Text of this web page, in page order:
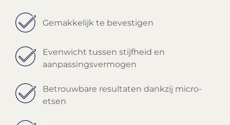
Gemakkelijk te bevestigen
Evenwicht tussen stijfheid en
aanpassingsvermogen
Betrouwbare resultaten dankzij micro-
etsen